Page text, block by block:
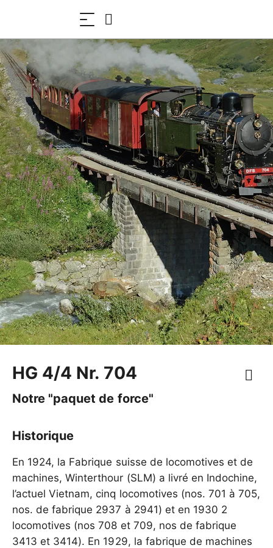
HG 4/4 Nr. 704
Notre "paquet de force"
Historique
En 1924, la Fabrique suisse de locomotives et de
machines, Winterthour (SLM) a livré en Indochine,
l’actuel Vietnam, cinq locomotives (nos. 701 à 705,
nos. de fabrique 2937 à 2941) et en 1930 2
locomotives (nos 708 et 709, nos de fabrique
3413 et 3414). En 1929, la fabrique de machines